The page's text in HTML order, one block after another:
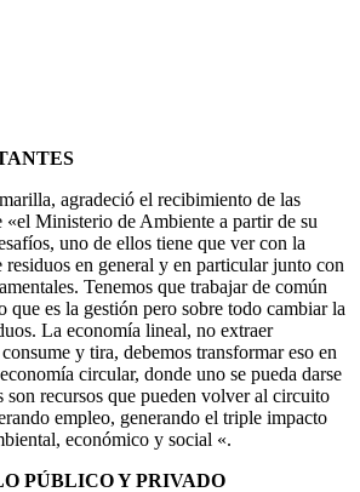
agradeció el recibimiento de las
«el Ministerio de Ambiente a partir de su
uno de ellos tiene que ver con la
residuos en general y en particular junto con
Tenemos que trabajar de común
que es la gestión pero sobre todo cambiar la
La economía lineal, no extraer
y tira, debemos transformar eso en
circular, donde uno se pueda darse
son recursos que pueden volver al circuito
empleo, generando el triple impacto
económico y social «.
PÚBLICO Y PRIVADO